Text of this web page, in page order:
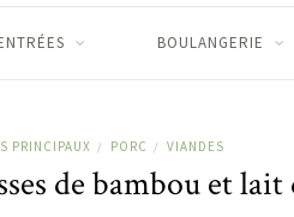
BOULANGERIE
PRINCIPAUX / PORC / VIANDES
de bambou et lait